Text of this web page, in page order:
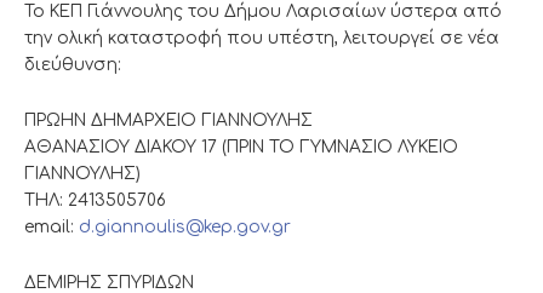
Το ΚΕΠ Γιάννουλης του Δήμου Λαρισαίων ύστερα από
την ολική καταστροφή που υπέστη, λειτουργεί σε νέα
διεύθυνση:
ΠΡΩΗΝ ΔΗΜΑΡΧΕΙΟ ΓΙΑΝΝΟΥΛΗΣ
ΑΘΑΝΑΣΙΟΥ ΔΙΑΚΟΥ 17 (ΠΡΙΝ ΤΟ ΓΥΜΝΑΣΙΟ ΛΥΚΕΙΟ
ΓΙΑΝΝΟΥΛΗΣ)
ΤΗΛ: 2413505706
email: d.giannoulis@kep.gov.gr
ΔΕΜΙΡΗΣ ΣΠΥΡΙΔΩΝ